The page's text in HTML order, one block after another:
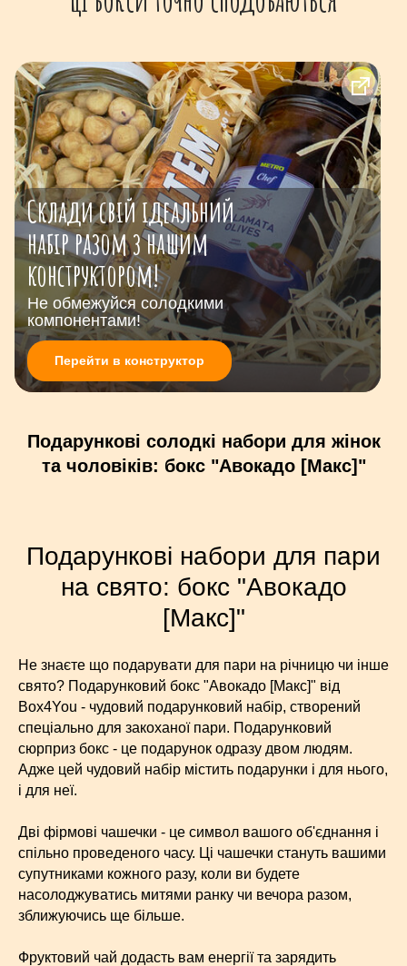
Перейти в конструктор
Склади свій ідеальний
набір разом з нашим
конструктором!
Не обмежуйся солодкими
компонентами!
Подарункові солодкі набори для жінок
та чоловіків: бокс "Авокадо [Макс]"
Подарункові набори для пари
на свято: бокс "Авокадо
[Макс]"
Не знаєте що подарувати для пари на річницю чи інше
свято? Подарунковий бокс "Авокадо [Макс]" від
Box4You - чудовий подарунковий набір, створений
спеціально для закоханої пари. Подарунковий
сюрприз бокс - це подарунок одразу двом людям.
Адже цей чудовий набір містить подарунки і для нього,
і для неї.
Дві фірмові чашечки - це символ вашого об'єднання і
спільно проведеного часу. Ці чашечки стануть вашими
супутниками кожного разу, коли ви будете
насолоджуватись митями ранку чи вечора разом,
зближуючись ще більше.
Фруктовий чай додасть вам енергії та зарядить